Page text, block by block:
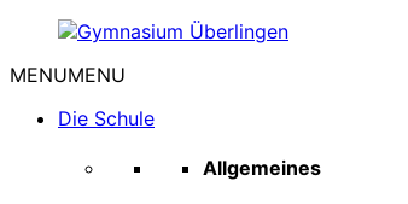
springen
Überlingen
MENUMENU
Die Schule
Allgemeines